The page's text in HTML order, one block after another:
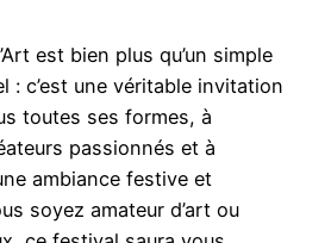
est bien plus qu’un simple
: c’est une véritable invitation
toutes ses formes, à
passionnés et à
ambiance festive et
soyez amateur d’art ou